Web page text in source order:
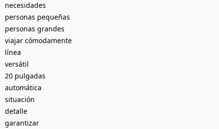
necesidades
personas pequeñas
personas grandes
viajar cómodamente
línea
versátil
20 pulgadas
automática
situación
detalle
garantizar